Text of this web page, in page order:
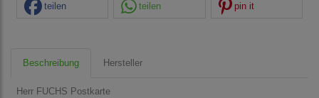
teilen teilen pin it
Beschreibung Hersteller
Herr FUCHS Postkarte